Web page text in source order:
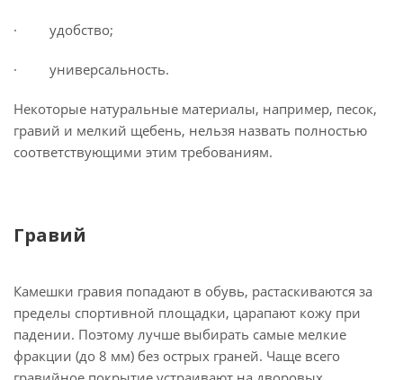
· удобство;
· универсальность.
Некоторые натуральные материалы, например, песок,
гравий и мелкий щебень, нельзя назвать полностью
соответствующими этим требованиям.
Гравий
Камешки гравия попадают в обувь, растаскиваются за
пределы спортивной площадки, царапают кожу при
падении. Поэтому лучше выбирать самые мелкие
фракции (до 8 мм) без острых граней. Чаще всего